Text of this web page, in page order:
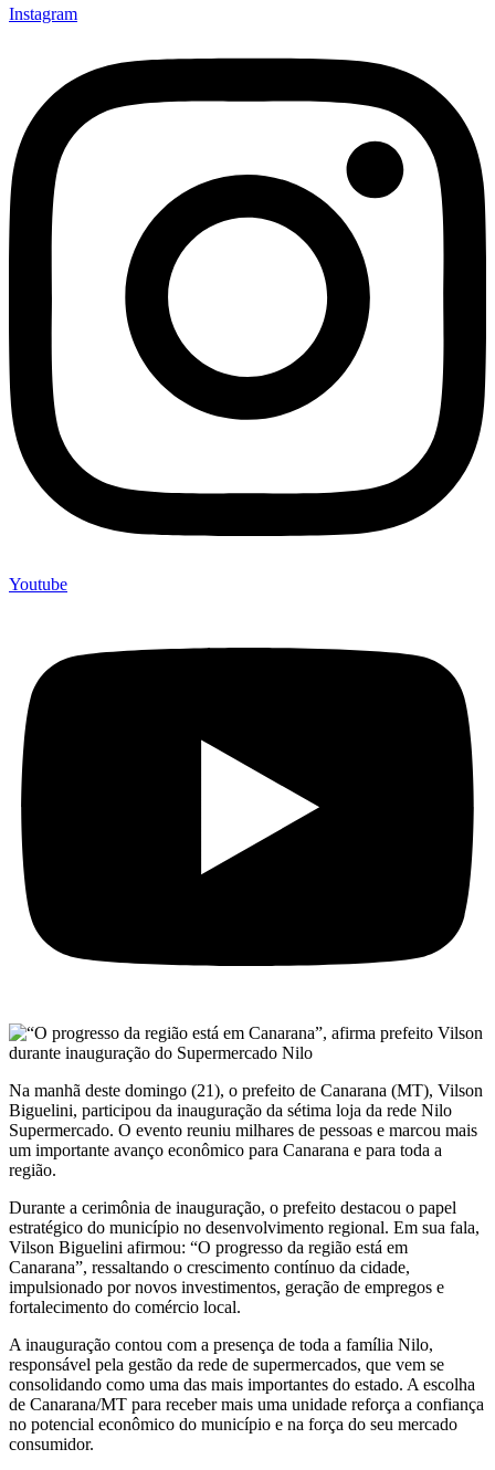
Instagram
Youtube
Na manhã deste domingo (21), o prefeito de Canarana (MT), Vilson
Biguelini, participou da inauguração da sétima loja da rede Nilo
Supermercado. O evento reuniu milhares de pessoas e marcou mais
um importante avanço econômico para Canarana e para toda a
região.
Durante a cerimônia de inauguração, o prefeito destacou o papel
estratégico do município no desenvolvimento regional. Em sua fala,
Vilson Biguelini afirmou: “O progresso da região está em
Canarana”, ressaltando o crescimento contínuo da cidade,
impulsionado por novos investimentos, geração de empregos e
fortalecimento do comércio local.
A inauguração contou com a presença de toda a família Nilo,
responsável pela gestão da rede de supermercados, que vem se
consolidando como uma das mais importantes do estado. A escolha
de Canarana/MT para receber mais uma unidade reforça a confiança
no potencial econômico do município e na força do seu mercado
consumidor.